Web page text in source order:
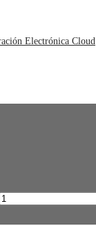
Electrónica Cloud